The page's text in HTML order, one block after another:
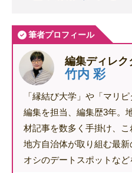
筆者プロフィール
編集ディレク
竹内 彩
「縁結び大学」や「マリ
編集を担当、編集歴3年。
材記事を数多く手掛け、こ
地方自治体が取り組む最
オシのデートスポットなど